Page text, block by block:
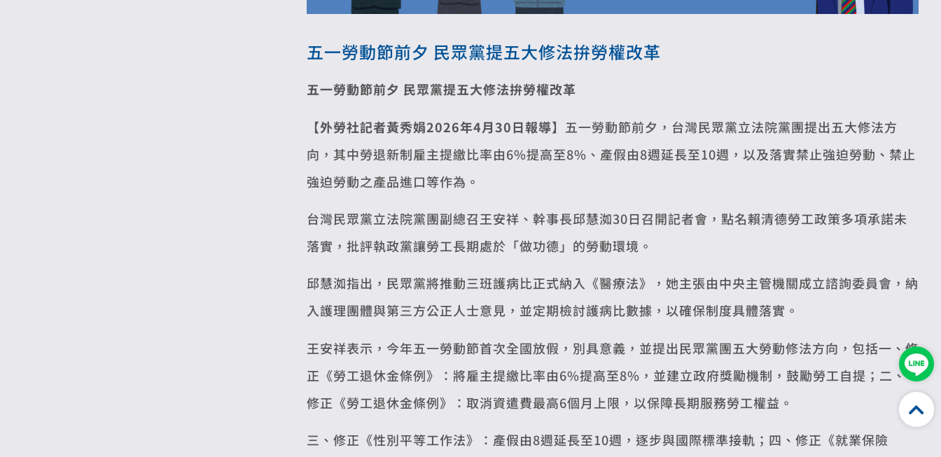
五一勞動節前夕 民眾黨提五大修法拚勞權改革
五一勞動節前夕 民眾黨提五大修法拚勞權改革
【外勞社記者黃秀娟2026年4月30日報導】 五一勞動節前夕，台灣民眾黨立法院黨團提出五大修法方
向，其中勞退新制雇主提繳比率由6%提高至8%、產假由8週延長至10週，以及落實禁止強迫勞動、禁止
強迫勞動之產品進口等作為。
台灣民眾黨立法院黨團副總召王安祥、幹事長邱慧洳30日召開記者會，點名賴清德勞工政策多項承諾未
落實，批評執政黨讓勞工長期處於「做功德」的勞動環境。
邱慧洳指出，民眾黨將推動三班護病比正式納入《醫療法》，她主張由中央主管機關成立諮詢委員會，納
入護理團體與第三方公正人士意見，並定期檢討護病比數據，以確保制度具體落實。
王安祥表示，今年五一勞動節首次全國放假，別具意義，並提出民眾黨團五大勞動修法方向，包括一、修
正《勞工退休金條例》：將雇主提繳比率由6%提高至8%，並建立政府獎勵機制，鼓勵勞工自提；二、
修正《勞工退休金條例》：取消資遣費最高6個月上限，以保障長期服務勞工權益。
三、修正《性別平等工作法》：產假由8週延長至10週，逐步與國際標準接軌；四、修正《就業保險